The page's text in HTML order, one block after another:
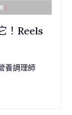
！Reels
養調理師